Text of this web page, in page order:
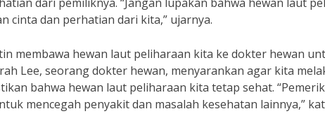
cinta dan perhatian dari kita,” ujarnya.
membawa hewan laut peliharaan kita ke dokter hewan
Lee, seorang dokter hewan, menyarankan agar kita
bahwa hewan laut peliharaan kita tetap sehat.
mencegah penyakit dan masalah kesehatan lainnya,”